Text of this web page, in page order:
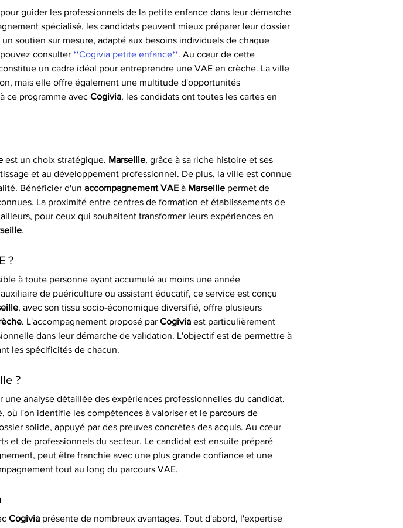
guider les professionnels de la petite enfance dans leur démarche
spécialisé, les candidats peuvent mieux préparer leur dossier
soutien sur mesure, adapté aux besoins individuels de chaque
consulter **Cogivia petite enfance**. Au cœur de cette
un cadre idéal pour entreprendre une VAE en crèche. La ville
mais elle offre également une multitude d'opportunités
ce programme avec Cogivia, les candidats ont toutes les cartes en
est un choix stratégique. Marseille, grâce à sa riche histoire et ses
et au développement professionnel. De plus, la ville est connue
Bénéficier d'un accompagnement VAE à Marseille permet de
La proximité entre centres de formation et établissements de
pour ceux qui souhaitent transformer leurs expériences en
.
?
à toute personne ayant accumulé au moins une année
de puériculture ou assistant éducatif, ce service est conçu
, avec son tissu socio-économique diversifié, offre plusieurs
. L'accompagnement proposé par Cogivia est particulièrement
dans leur démarche de validation. L'objectif est de permettre à
les spécificités de chacun.
?
une analyse détaillée des expériences professionnelles du candidat.
où l'on identifie les compétences à valoriser et le parcours de
solide, appuyé par des preuves concrètes des acquis. Au cœur
et de professionnels du secteur. Le candidat est ensuite préparé
peut être franchie avec une plus grande confiance et une
tout au long du parcours VAE.
Cogivia présente de nombreux avantages. Tout d'abord, l'expertise